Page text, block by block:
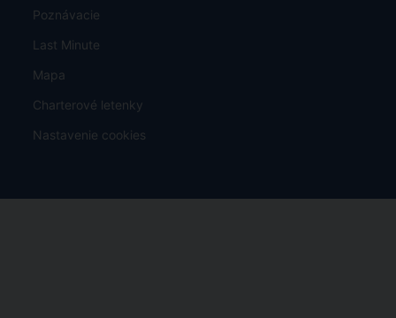
Poznávacie
Last Minute
Mapa
Charterové letenky
Nastavenie cookies